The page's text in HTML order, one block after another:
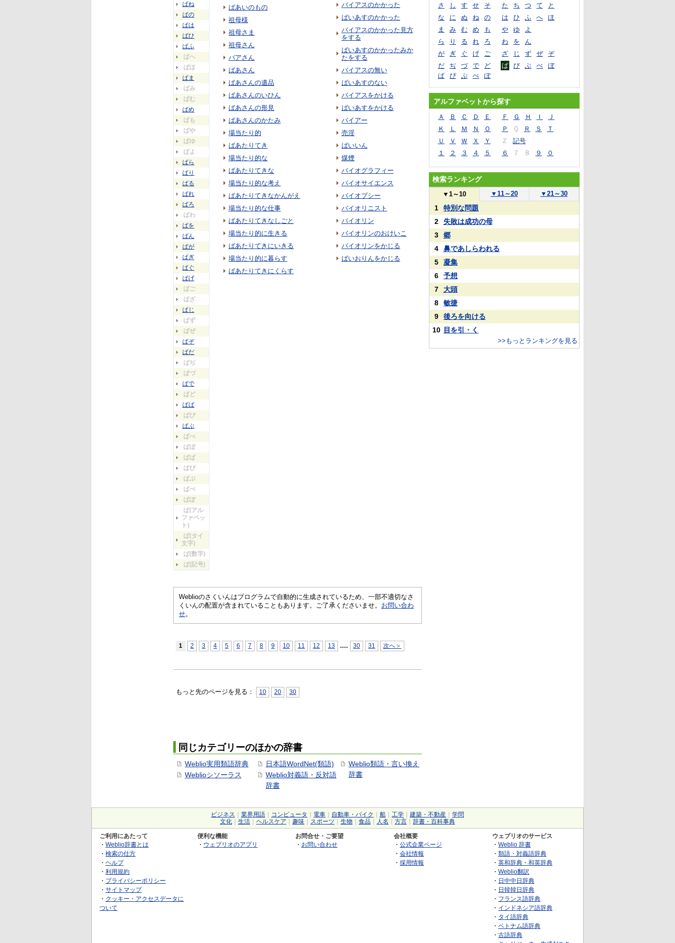
ばね
ばの
ばは
ばひ
ばふ
ばへ
ばほ
ばま
ばみ
ばむ
ばめ
ばも
ばや
ばゆ
ばよ
ばら
ばり
ばる
ばれ
ばろ
ばわ
ばを
ばん
ばが
ばぎ
ばぐ
ばげ
ばご
ばざ
ばじ
ばず
ばぜ
ばぞ
ばだ
ばぢ
ばづ
ばで
ばど
ばば
ばび
ばぶ
ばべ
ばぼ
ばぱ
ばぴ
ばぷ
ばぺ
ばぽ
ば(アル
ファベッ
ト)
ば(タイ
文字)
ば(数字)
ば(記号)
ばあいのもの
祖母様
祖母さま
祖母さん
バアさん
ばあさん
ばあさんの遺品
ばあさんのいひん
ばあさんの形見
ばあさんのかたみ
場当たり的
ばあたりてき
場当たり的な
ばあたりてきな
場当たり的な考え
ばあたりてきなかんがえ
場当たり的な仕事
ばあたりてきなしごと
場当たり的に生きる
ばあたりてきにいきる
場当たり的に暮らす
ばあたりてきにくらす
バイアスのかかった
ばいあすのかかった
バイアスのかかった見方
をする
ばいあすのかかったみか
たをする
バイアスの無い
ばいあすのない
バイアスをかける
ばいあすをかける
バイアー
売淫
ばいいん
煤煙
バイオグラフィー
バイオサイエンス
バイオプシー
バイオリニスト
バイオリン
バイオリンのおけいこ
バイオリンをかじる
ばいおりんをかじる
Weblioのさくいんはプログラムで自動的に生成されているため、一部不適切なさ
くいんの配置が含まれていることもあります。ご了承くださいませ。 お問い合わ
せ。
1 2 3 4 5 6 7 8 9 10 11 12 13 .... 30 31 次へ＞
もっと先のページを見る： 10 20 30
同じカテゴリーのほかの辞書
Weblio実用類語辞典
Weblioシソーラス
日本語WordNet(類語)
Weblio対義語・反対語
辞書
Weblio類語・言い換え
辞書
さ
し す せ そ た ち つ て
と
な
に ぬ ね の は ひ ふ へ
ほ
ま
み む め も や ゆ
よ
ら
り る れ ろ わ を
ん
が
ぎ ぐ げ ご ざ じ ず ぜ
ぞ
だ
ぢ づ で ど ば び ぶ べ
ぼ
ぱ
ぴ ぷ ぺ ぽ
アルファベットから探す
Ａ Ｂ Ｃ Ｄ Ｅ Ｆ Ｇ Ｈ Ｉ
Ｊ
Ｋ
Ｌ Ｍ Ｎ Ｏ Ｐ Ｑ Ｒ Ｓ
Ｔ
Ｕ
Ｖ Ｗ Ｘ Ｙ Ｚ
記号
１
２ ３ ４ ５ ６ ７ ８ ９ ０
検索ランキング
▼ 1～10 ▼ 11～20 ▼ 21～30
1
特別な問題
2
失敗は成功の母
3
郷
4
鼻であしらわれる
5
凝集
6
予想
7
大頭
8
敏捷
9
後ろを向ける
10 目を引・く
>>もっとランキングを見る
ビジネス 業界用語 コンピュータ 電車 自動車・バイク 船 工学 建築・不動産
学問
文化
生活 ヘルスケア 趣味 スポーツ 生物 食品 人名 方言 辞書・百科事典
ご利用にあたって
・ Weblio辞書とは
・ 検索の仕方
・ ヘルプ
・ 利用規約
・ プライバシーポリシー
・ サイトマップ
・ クッキー・アクセスデータに
ついて
便利な機能
・ ウェブリオのアプリ
お問合せ・ご要望
・ お問い合わせ
会社概要
・ 公式企業ページ
・ 会社情報
・ 採用情報
ウェブリオのサービス
・ Weblio 辞書
・ 類語・対義語辞典
・ 英和辞典・和英辞典
・ Weblio翻訳
・ 日中中日辞典
・ 日韓韓日辞典
・ フランス語辞典
・ インドネシア語辞典
・ タイ語辞典
・ ベトナム語辞典
・ 古語辞典